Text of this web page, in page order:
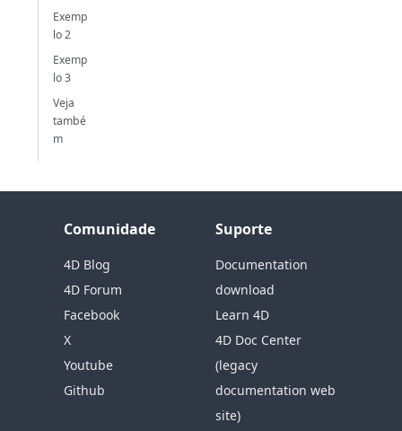
Exemp
lo 2
Exemp
lo 3
Veja
també
m
Comunidade
4D Blog
4D Forum
Facebook
X
Youtube
Github
Suporte
Documentation
download
Learn 4D
4D Doc Center
(legacy
documentation web
site)